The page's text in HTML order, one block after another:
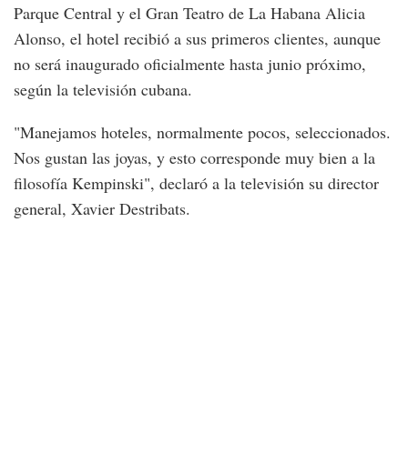
Parque Central y el Gran Teatro de La Habana Alicia
Alonso, el hotel recibió a sus primeros clientes, aunque
no será inaugurado oficialmente hasta junio próximo,
según la televisión cubana.
"Manejamos hoteles, normalmente pocos, seleccionados.
Nos gustan las joyas, y esto corresponde muy bien a la
filosofía Kempinski", declaró a la televisión su director
general, Xavier Destribats.